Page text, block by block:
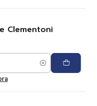
Clementoni